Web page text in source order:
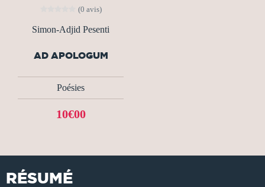
(0 avis)
Simon-Adjid Pesenti
AD APOLOGUM
Poésies
10€00
RÉSUMÉ